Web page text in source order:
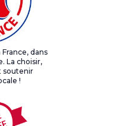
dans
La choisir,
soutenir
!